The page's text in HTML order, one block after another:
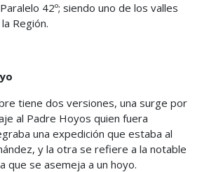
42º; siendo uno de los valles
Región.
tiene dos versiones, una surge por
al Padre Hoyos quien fuera
una expedición que estaba al
y la otra se refiere a la notable
que se asemeja a un hoyo.